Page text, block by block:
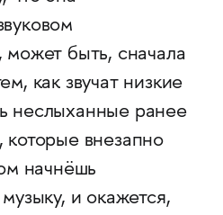
может быть, сначала
как звучат низкие
неслыханные ранее
которые внезапно
начнёшь
и окажется,